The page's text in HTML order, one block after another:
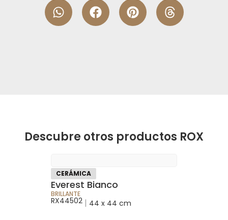
Descubre otros productos ROX
CERÁMICA
Everest Bianco
BRILLANTE
RX44502 | 44 x 44 cm